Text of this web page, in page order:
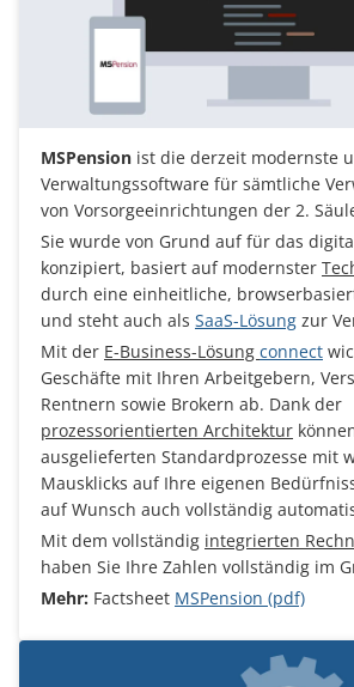
MSPension ist die derzeit modernste
Verwaltungssoftware für sämtliche
von Vorsorgeeinrichtungen der 2.
Sie wurde von Grund auf für das
konzipiert, basiert auf modernster
durch eine einheitliche,
und steht auch als SaaS-Lösung zur
Mit der E-Business-Lösung connect
Geschäfte mit Ihren Arbeitgebern,
Rentnern sowie Brokern ab. Dank der
prozessorientierten Architektur
ausgelieferten Standardprozesse mit
Mausklicks auf Ihre eigenen
auf Wunsch auch vollständig
Mit dem vollständig integrierten
haben Sie Ihre Zahlen vollständig im
Mehr: Factsheet MSPension (pdf)